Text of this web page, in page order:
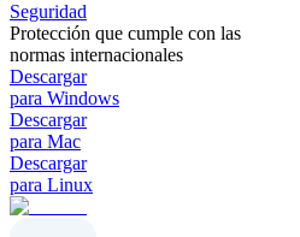
Seguridad
Protección que cumple con las
normas internacionales
Descargar
para Windows
Descargar
para Mac
Descargar
para Linux